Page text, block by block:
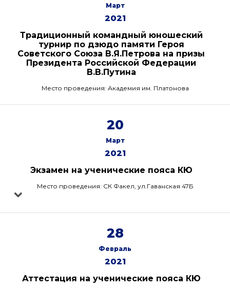
Март
2021
Традиционный командный юношеский
турнир по дзюдо памяти Героя
Советского Союза В.Я.Петрова на призы
Президента Российской Федерации
В.В.Путина
Место проведения: Академия им. Платонова
20
Март
2021
Экзамен на ученические пояса КЮ
Место проведения: СК Факел, ул.Гаванская 47Б
28
Февраль
2021
Аттестация на ученические пояса КЮ